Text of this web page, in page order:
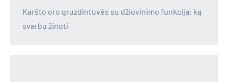
Karšto oro gruzdintuvės su džiovinimo funkcija: ką
svarbu žinoti